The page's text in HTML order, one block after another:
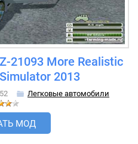
21093 More Realistic
2013
Легковые автомобили
МОД